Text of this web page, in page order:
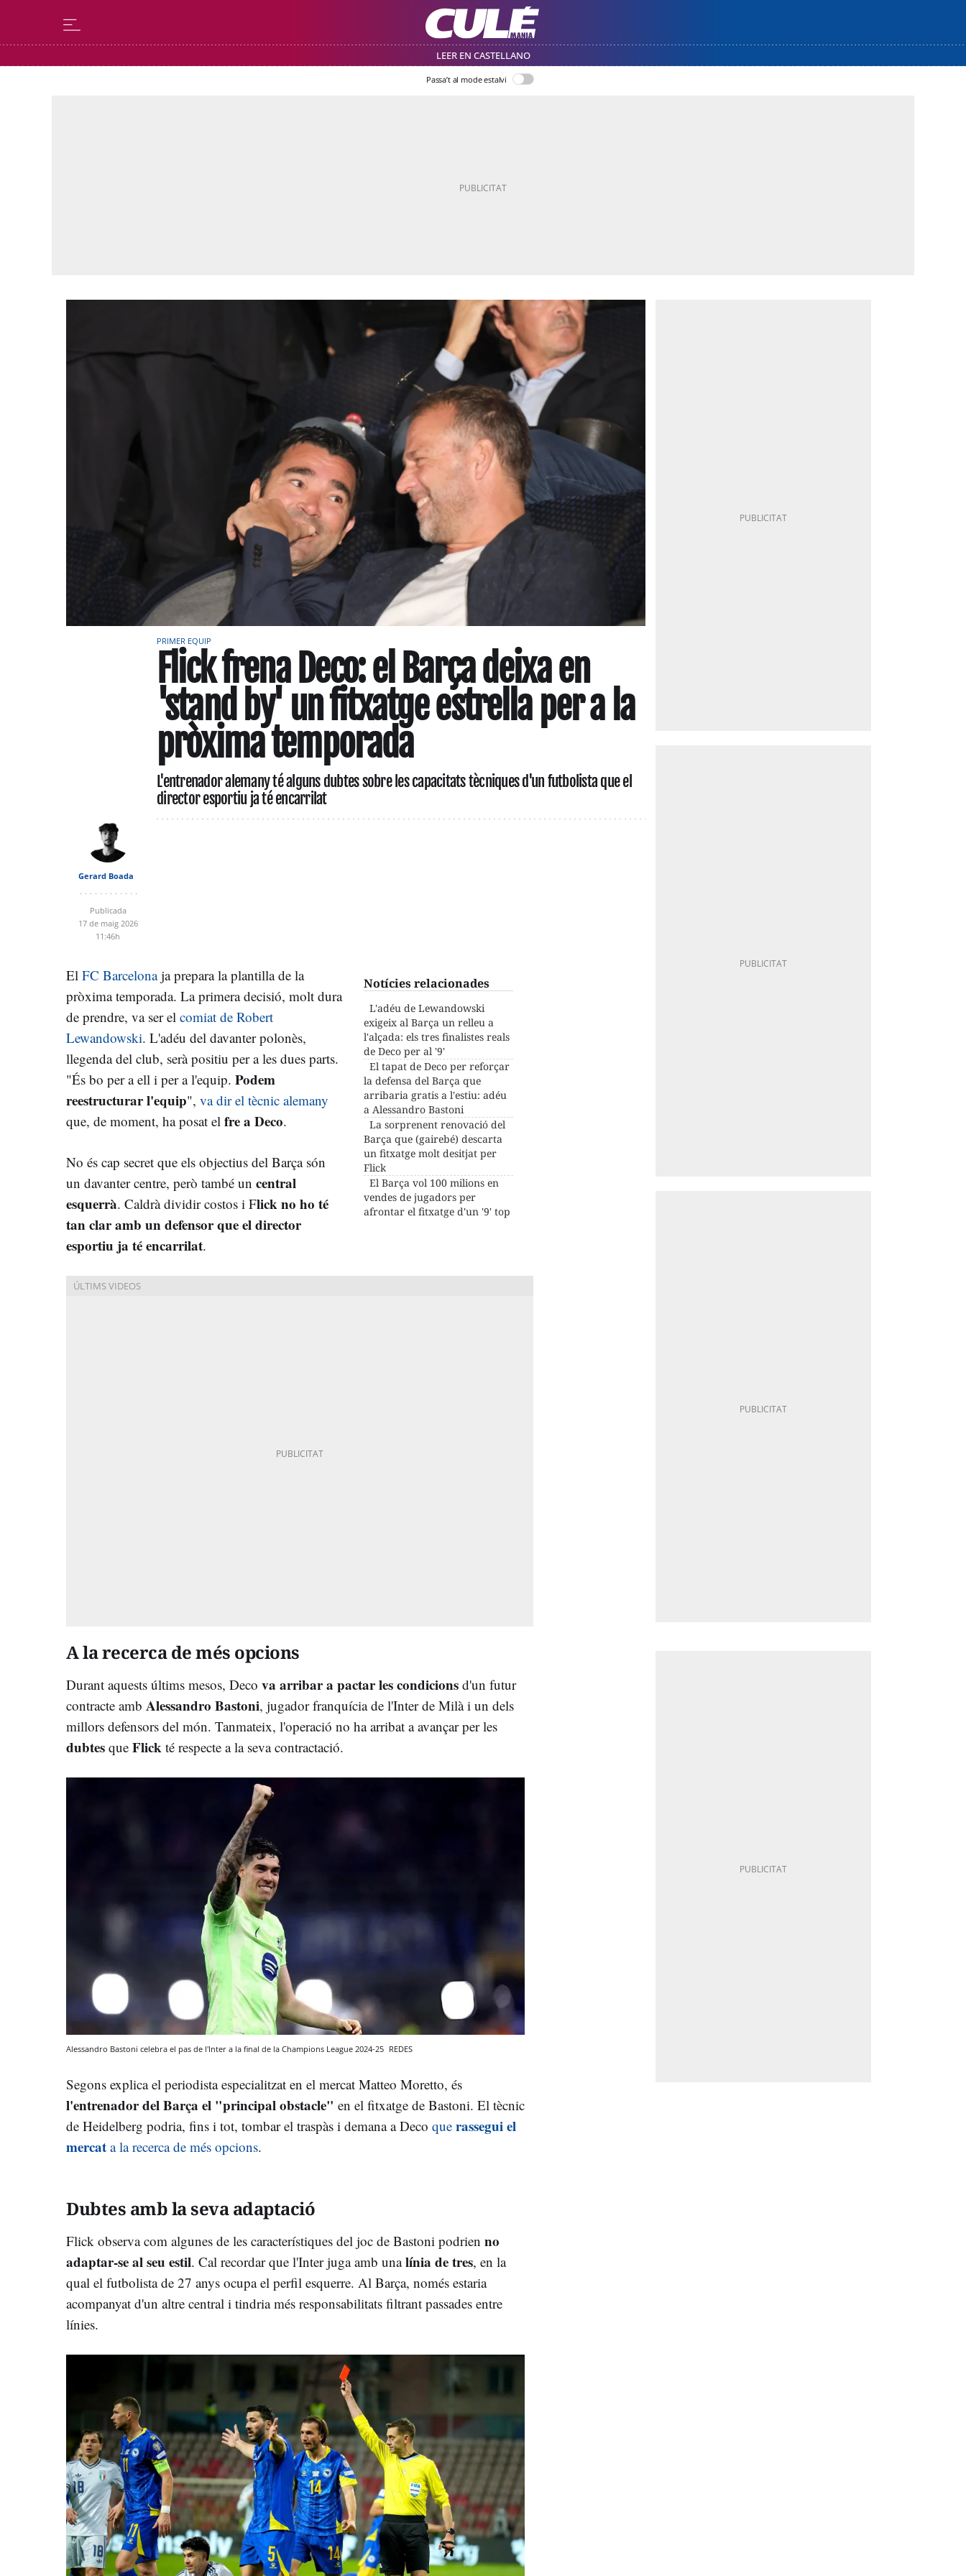
LEER EN CASTELLANO
Passa’t al mode estalvi
PRIMER EQUIP
Flick frena Deco: el Barça deixa en
'stand by' un fitxatge estrella per a la
pròxima temporada
L'entrenador alemany té alguns dubtes sobre les capacitats tècniques d'un futbolista que el
director esportiu ja té encarrilat
Gerard Boada
Publicada
17 de maig 2026
11:46h
Notícies relacionades
L'adéu de Lewandowski
exigeix al Barça un relleu a
l'alçada: els tres finalistes reals
de Deco per al '9'
El tapat de Deco per reforçar
la defensa del Barça que
arribaria gratis a l'estiu: adéu
a Alessandro Bastoni
La sorprenent renovació del
Barça que (gairebé) descarta
un fitxatge molt desitjat per
Flick
El Barça vol 100 milions en
vendes de jugadors per
afrontar el fitxatge d'un '9' top
El FC Barcelonaja prepara la plantilla de la
pròxima temporada. La primera decisió, molt dura
de prendre, va ser el comiat de Robert
Lewandowski. L'adéu del davanter polonès,
llegenda del club, serà positiu per a les dues parts.
"És bo per a ell i per a l'equip. Podem
reestructurar l'equip", va dir el tècnic alemany
que, de moment, ha posat el fre a Deco.
No és cap secret que els objectius del Barça són
un davanter centre, però també un central
esquerrà. Caldrà dividir costos i Flick no ho té
tan clar amb un defensor que el director
esportiu ja té encarrilat.
A la recerca de més opcions
Durant aquests últims mesos, Deco va arribar a pactar les condicions d'un futur
contracte amb Alessandro Bastoni, jugador franquícia de l'Inter de Milà i un dels
millors defensors del món. Tanmateix, l'operació no ha arribat a avançar per les
dubtes que Flick té respecte a la seva contractació.
Alessandro Bastoni celebra el pas de l'Inter a la final de la Champions League 2024-25 REDES
Segons explica el periodista especialitzat en el mercat Matteo Moretto, és
l'entrenador del Barça el "principal obstacle" en el fitxatge de Bastoni. El tècnic
de Heidelberg podria, fins i tot, tombar el traspàs i demana a Deco que rassegui el
mercat a la recerca de més opcions.
Dubtes amb la seva adaptació
Flick observa com algunes de les característiques del joc de Bastoni podrien no
adaptar-se al seu estil. Cal recordar que l'Inter juga amb unalínia de tres, en la
qual el futbolista de 27 anys ocupa el perfil esquerre. Al Barça, només estaria
acompanyat d'un altre central i tindria més responsabilitats filtrant passades entre
línies.